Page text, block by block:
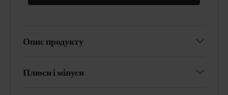
Опис продукту
Плюси і мінуси